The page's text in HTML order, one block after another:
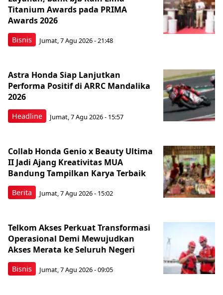
Bisnis
Titanium Awards pada PRIMA
Awards 2026
Jumat, 7 Agu 2026 - 21:48
Headline
Astra Honda Siap Lanjutkan
Performa Positif di ARRC Mandalika
2026
Jumat, 7 Agu 2026 - 15:57
Berita
Collab Honda Genio x Beauty Ultima
II Jadi Ajang Kreativitas MUA
Bandung Tampilkan Karya Terbaik
Jumat, 7 Agu 2026 - 15:02
Bisnis
Telkom Akses Perkuat Transformasi
Operasional Demi Mewujudkan
Akses Merata ke Seluruh Negeri
Jumat, 7 Agu 2026 - 09:05